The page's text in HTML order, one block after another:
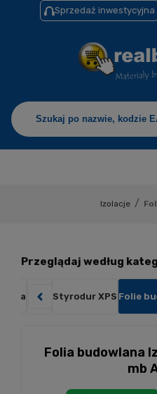
Sprzedaż inwestycyjna
Izolacje /
Przeglądaj według
Papy Styrodur XPS Folie
Folia budowlana
mb